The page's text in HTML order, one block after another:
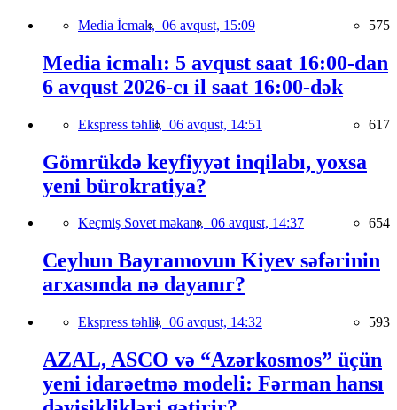
Media İcmalı, 06 avqust, 15:09 575
Media icmalı: 5 avqust saat 16:00-dan
6 avqust 2026-cı il saat 16:00-dək
Ekspress təhlil, 06 avqust, 14:51 617
Gömrükdə keyfiyyət inqilabı, yoxsa
yeni bürokratiya?
Keçmiş Sovet məkanı, 06 avqust, 14:37 654
Ceyhun Bayramovun Kiyev səfərinin
arxasında nə dayanır?
Ekspress təhlil, 06 avqust, 14:32 593
AZAL, ASCO və “Azərkosmos” üçün
yeni idarəetmə modeli: Fərman hansı